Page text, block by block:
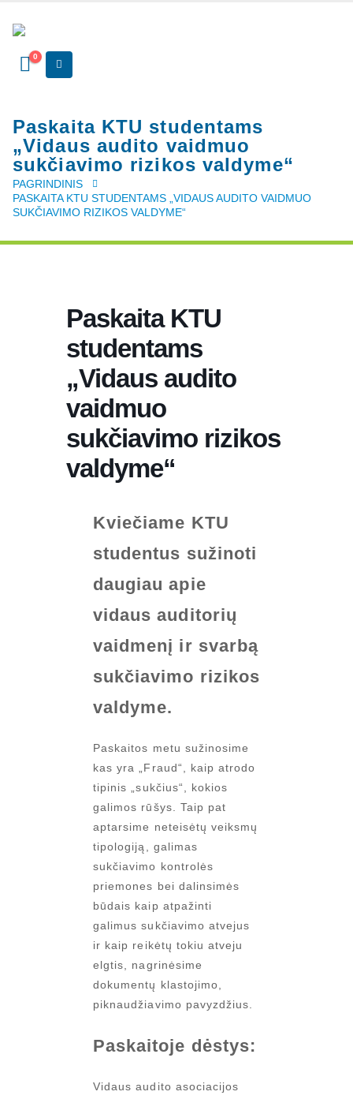
0
Paskaita KTU studentams
„Vidaus audito vaidmuo
sukčiavimo rizikos valdyme“
PAGRINDINIS
PASKAITA KTU STUDENTAMS „VIDAUS AUDITO VAIDMUO
SUKČIAVIMO RIZIKOS VALDYME“
Paskaita KTU
studentams
„Vidaus audito
vaidmuo
sukčiavimo rizikos
valdyme“
Kviečiame KTU
studentus sužinoti
daugiau apie
vidaus auditorių
vaidmenį ir svarbą
sukčiavimo rizikos
valdyme.
Paskaitos metu sužinosime
kas yra „Fraud“, kaip atrodo
tipinis „sukčius“, kokios
galimos rūšys. Taip pat
aptarsime neteisėtų veiksmų
tipologiją, galimas
sukčiavimo kontrolės
priemones bei dalinsimės
būdais kaip atpažinti
galimus sukčiavimo atvejus
ir kaip reikėtų tokiu atveju
elgtis, nagrinėsime
dokumentų klastojimo,
piknaudžiavimo pavyzdžius.
Paskaitoje dėstys:
Vidaus audito asociacijos